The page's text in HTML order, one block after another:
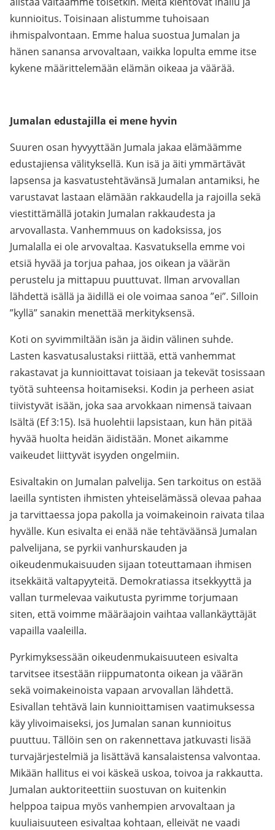
kunnioitus. Toisinaan alistumme tuhoisaan
ihmispalvontaan. Emme halua suostua Jumalan ja
hänen sanansa arvovaltaan, vaikka lopulta emme itse
kykene määrittelemään elämän oikeaa ja väärää.
Jumalan edustajilla ei mene hyvin
Suuren osan hyvyyttään Jumala jakaa elämäämme
edustajiensa välityksellä. Kun isä ja äiti ymmärtävät
lapsensa ja kasvatustehtävänsä Jumalan antamiksi, he
varustavat lastaan elämään rakkaudella ja rajoilla sekä
viestittämällä jotakin Jumalan rakkaudesta ja
arvovallasta. Vanhemmuus on kadoksissa, jos
Jumalalla ei ole arvovaltaa. Kasvatuksella emme voi
etsiä hyvää ja torjua pahaa, jos oikean ja väärän
perustelu ja mittapuu puuttuvat. Ilman arvovallan
lähdettä isällä ja äidillä ei ole voimaa sanoa ”ei”. Silloin
”kyllä” sanakin menettää merkityksensä.
Koti on syvimmiltään isän ja äidin välinen suhde.
Lasten kasvatusalustaksi riittää, että vanhemmat
rakastavat ja kunnioittavat toisiaan ja tekevät tosissaan
työtä suhteensa hoitamiseksi. Kodin ja perheen asiat
tiivistyvät isään, joka saa arvokkaan nimensä taivaan
Isältä (Ef 3:15). Isä huolehtii lapsistaan, kun hän pitää
hyvää huolta heidän äidistään. Monet aikamme
vaikeudet liittyvät isyyden ongelmiin.
Esivaltakin on Jumalan palvelija. Sen tarkoitus on estää
laeilla syntisten ihmisten yhteiselämässä olevaa pahaa
ja tarvittaessa jopa pakolla ja voimakeinoin raivata tilaa
hyvälle. Kun esivalta ei enää näe tehtäväänsä Jumalan
palvelijana, se pyrkii vanhurskauden ja
oikeudenmukaisuuden sijaan toteuttamaan ihmisen
itsekkäitä valtapyyteitä. Demokratiassa itsekkyyttä ja
vallan turmelevaa vaikutusta pyrimme torjumaan
siten, että voimme määräajoin vaihtaa vallankäyttäjät
vapailla vaaleilla.
Pyrkimyksessään oikeudenmukaisuuteen esivalta
tarvitsee itsestään riippumatonta oikean ja väärän
sekä voimakeinoista vapaan arvovallan lähdettä.
Esivallan tehtävä lain kunnioittamisen vaatimuksessa
käy ylivoimaiseksi, jos Jumalan sanan kunnioitus
puuttuu. Tällöin sen on rakennettava jatkuvasti lisää
turvajärjestelmiä ja lisättävä kansalaistensa valvontaa.
Mikään hallitus ei voi käskeä uskoa, toivoa ja rakkautta.
Jumalan auktoriteettiin suostuvan on kuitenkin
helppoa taipua myös vanhempien arvovaltaan ja
kuuliaisuuteen esivaltaa kohtaan, elleivät ne vaadi